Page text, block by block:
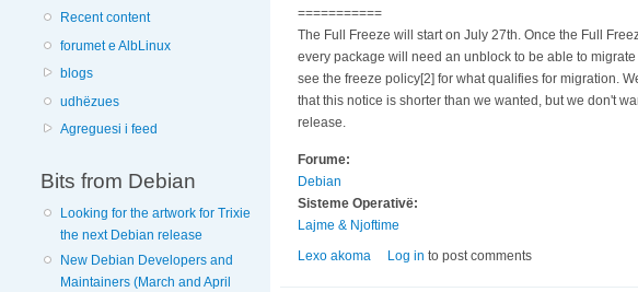
Recent content
forumet e AlbLinux
blogs
udhëzues
Agreguesi i feed
Bits from Debian
Looking for the artwork for Trixie
the next Debian release
New Debian Developers and
Maintainers (March and April
===========
The Full Freeze will start on July 27th. Once the Full
every package will need an unblock to be able to
see the freeze policy[2] for what qualifies for migration.
that this notice is shorter than we wanted, but we don't
release.
Forume:
Debian
Sisteme Operativë:
Lajme & Njoftime
Lexo akoma nga Debian 13.0 "trixie" do të lëshohet në
Log in to post comments